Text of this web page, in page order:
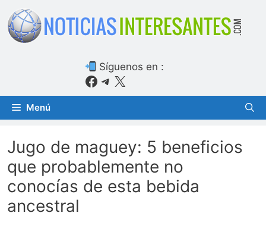
Saltar
contenido
Síguenos en :
Facebook
Telegram
X
Menú
Jugo de maguey: 5 beneficios
que probablemente no
conocías de esta bebida
ancestral